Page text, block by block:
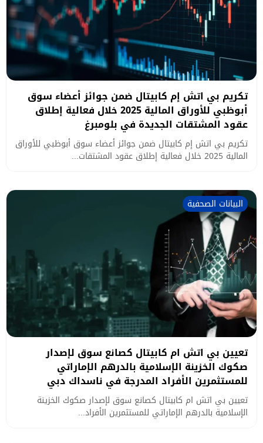
تكريم بي اتش إم كابيتال ضمن جوائز أعضاء سوق
أبوظبي للأوراق المالية 2025 خلال فعالية إطلاق
عقود المشتقات الجديدة في بلومبرغ
تكريم بي اتش إم كابيتال ضمن جوائز أعضاء سوق أبوظبي للأوراق
المالية 2025 خلال فعالية إطلاق عقود المشتقات...
البيانات الصحفية
تعيين بي اتش ام كابيتال كصانع سوق لإصدار
صكوك الخزينة الإسلامية بالدرهم الإماراتي
للمستثمرين الأفراد المدرجة في ناسداك دبي
تعيين بي اتش ام كابيتال كصانع سوق لإصدار صكوك الخزينة
الإسلامية بالدرهم الإماراتي للمستثمرين الأفراد...